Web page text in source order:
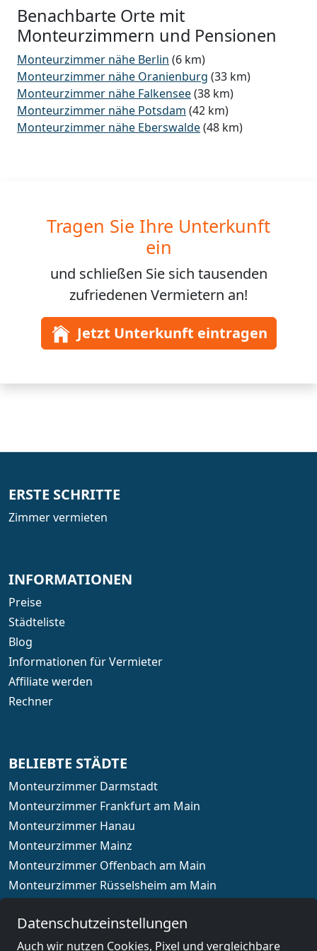
Benachbarte Orte mit
Monteurzimmern und Pensionen
Monteurzimmer nähe Berlin (6 km)
Monteurzimmer nähe Oranienburg (33 km)
Monteurzimmer nähe Falkensee(38 km)
Monteurzimmer nähe Potsdam (42 km)
Monteurzimmer nähe Eberswalde(48 km)
Tragen Sie Ihre Unterkunft
ein
und schließen Sie sich tausenden
zufriedenen Vermietern an!
Jetzt Unterkunft eintragen
ERSTE SCHRITTE
Zimmer vermieten
INFORMATIONEN
Preise
Städteliste
Blog
Informationen für Vermieter
Affiliate werden
Rechner
BELIEBTE STÄDTE
Monteurzimmer Darmstadt
Monteurzimmer Frankfurt am Main
Monteurzimmer Hanau
Monteurzimmer Mainz
Monteurzimmer Offenbach am Main
Monteurzimmer Rüsselsheim am Main
Datenschutzeinstellungen
Auch wir nutzen Cookies, Pixel und vergleichbare